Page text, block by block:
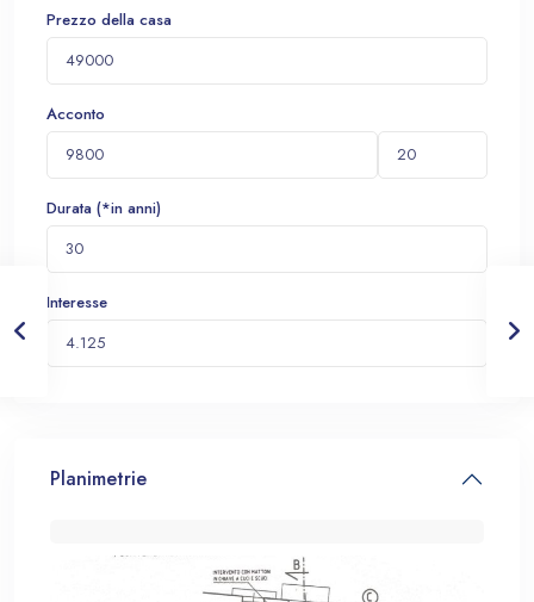
Prezzo della casa
Acconto
Durata (*in anni)
Interesse
Planimetrie